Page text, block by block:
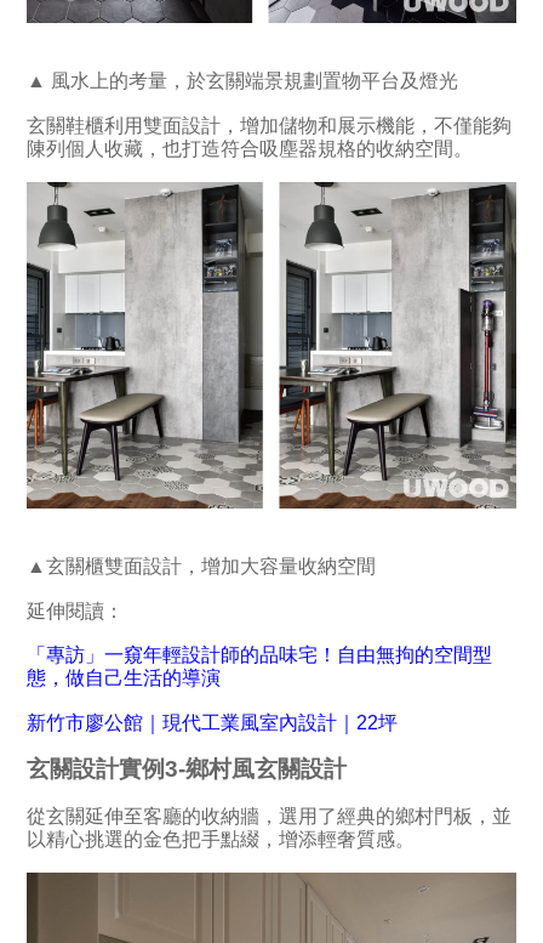
▲ 風水上的考量，於玄關端景規劃置物平台及燈光
玄關鞋櫃利用雙面設計，增加儲物和展示機能，不僅能夠
陳列個人收藏，也打造符合吸塵器規格的收納空間。
▲玄關櫃雙面設計，增加大容量收納空間
延伸閱讀：
「專訪」一窺年輕設計師的品味宅！自由無拘的空間型
態，做自己生活的導演
新竹市廖公館｜現代工業風室內設計｜22坪
玄關設計實例3-鄉村風玄關設計
從玄關延伸至客廳的收納牆，選用了經典的鄉村門板，並
以精心挑選的金色把手點綴，增添輕奢質感。